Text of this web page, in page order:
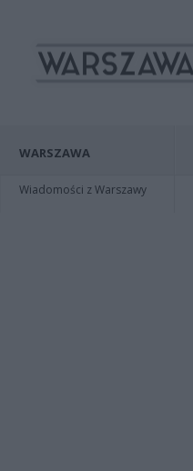
WARSZAWA
Wiadomości z Warszawy